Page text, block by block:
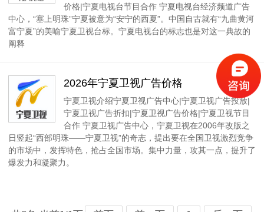
价格|宁夏电视台节目合作 宁夏电视台经济频道广告
中心，“塞上明珠”宁夏被意为“安宁的西夏”。中国自古就有“九曲黄河
富宁夏”的美喻宁夏卫视台标。宁夏电视台的标志也是对这一典故的
阐释
2026年宁夏卫视广告价格
宁夏卫视介绍宁夏卫视广告中心|宁夏卫视广告投放|
宁夏卫视广告折扣|宁夏卫视广告价格|宁夏卫视节目
合作 宁夏卫视广告中心，宁夏卫视在2006年改版之
日竖起“西部明珠——宁夏卫视”的奇志，提出要在全国卫视激烈竞争
的市场中，发挥特色，抢占全国市场。集中力量，攻其一点，提升了
爆发力和凝聚力。